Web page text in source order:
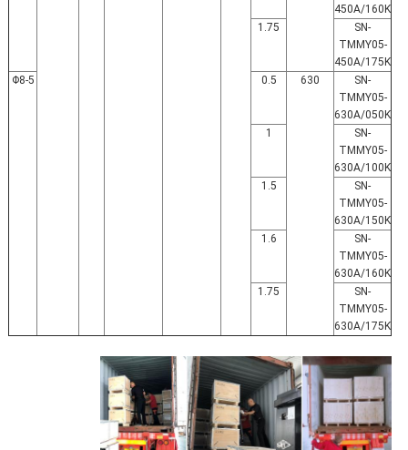
450A/160K
SN-
TMMY05-
450A/175K
1.75
SN-
TMMY05-
630A/050K
630
0.5
5-Φ8
SN-
TMMY05-
630A/100K
1
SN-
TMMY05-
630A/150K
1.5
SN-
TMMY05-
630A/160K
1.6
SN-
TMMY05-
630A/175K
1.75